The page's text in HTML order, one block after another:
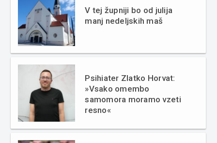
V tej župniji bo od julija
manj nedeljskih maš
Psihiater Zlatko Horvat:
»Vsako omembo
samomora moramo vzeti
resno«